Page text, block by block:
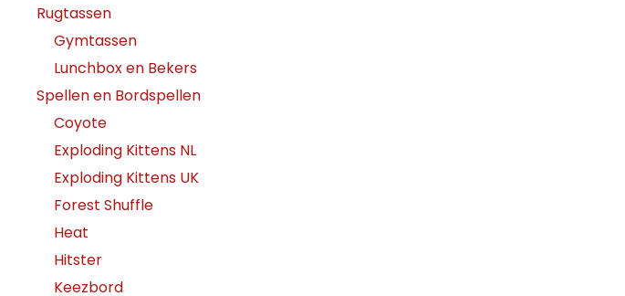
Rugtassen
Gymtassen
Lunchbox en Bekers
Spellen en Bordspellen
Coyote
Exploding Kittens NL
Exploding Kittens UK
Forest Shuffle
Heat
Hitster
Keezbord